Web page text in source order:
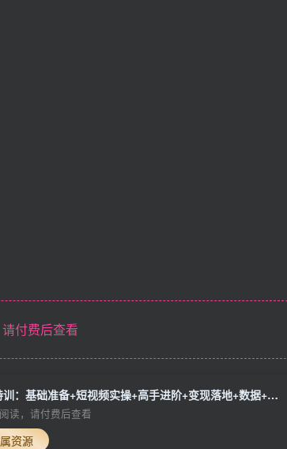
付费后查看
个人IP实战特训：基础准备+短视频实操+高手进阶+变现落地+数据+电商
读，请付费后查看
资源